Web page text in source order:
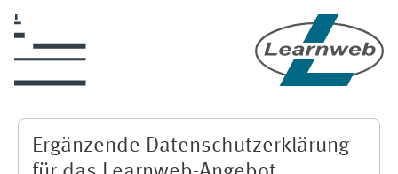
Ergänzende Datenschutzerklärung